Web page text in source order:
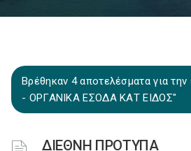
Βρέθηκαν 4 αποτελέσματα για
- ΟΡΓΑΝΙΚΑ ΕΣΟΔΑ ΚΑΤ ΕΙΔΟΣ"
ΔΙΕΘΝΗ ΠΡΟΤΥΠΑ